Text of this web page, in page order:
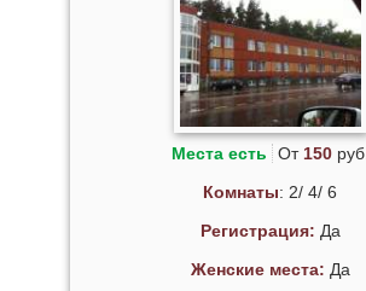
Места есть От 150руб.
Комнаты: 2/ 4/ 6
Регистрация: Да
Женские места: Да